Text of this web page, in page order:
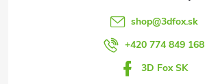
shop@3dfox.sk
+420 774 849 168
3D Fox SK